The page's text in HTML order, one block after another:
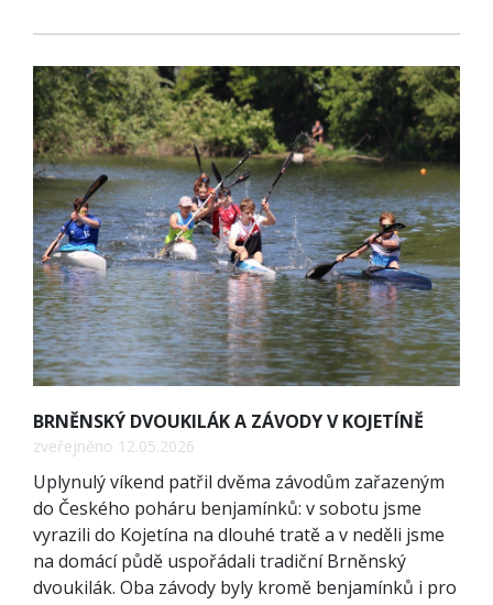
BRNĚNSKÝ DVOUKILÁK A ZÁVODY V KOJETÍNĚ
zveřejněno 12.05.2026
Uplynulý víkend patřil dvěma závodům zařazeným
do Českého poháru benjamínků: v sobotu jsme
vyrazili do Kojetína na dlouhé tratě a v neděli jsme
na domácí půdě uspořádali tradiční Brněnský
dvoukilák. Oba závody byly kromě benjamínků i pro